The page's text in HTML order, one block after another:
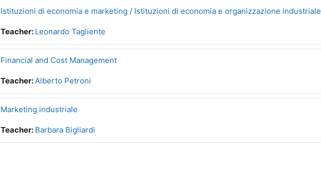
Istituzioni di economia e marketing / Istituzioni di economia e organizzazione industriale
Teacher: Leonardo Tagliente
Financial and Cost Management
Teacher:Alberto Petroni
Marketing industriale
Teacher: Barbara Bigliardi